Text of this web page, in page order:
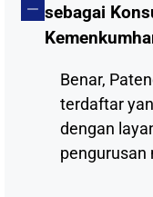
sebagai
Benar,
terdaftar
dengan
pengurusan